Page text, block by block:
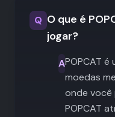
Q O que é
jogar?
APOPCAT
moedas
onde você
POPCAT